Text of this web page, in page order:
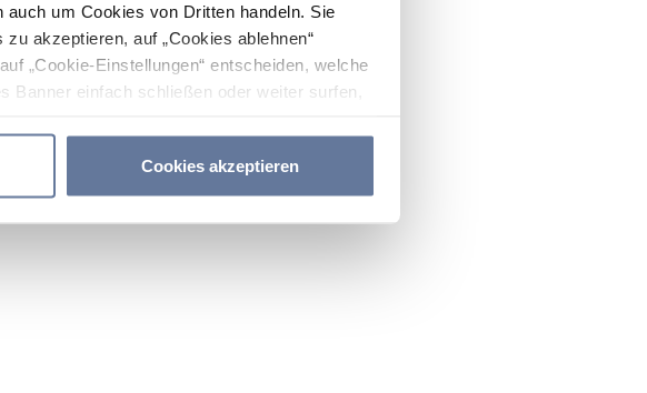
um Cookies von Dritten handeln. Sie
akzeptieren, auf „Cookies ablehnen“
„Cookie-Einstellungen“ entscheiden, welche
Banner einfach schließen oder weiter surfen,
Cookies akzeptieren